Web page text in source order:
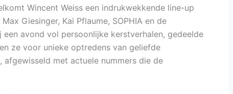
Wincent Weiss een indrukwekkende line-up
Giesinger, Kai Pflaume, SOPHIA en de
avond vol persoonlijke kerstverhalen, gedeelde
ze voor unieke optredens van geliefde
met actuele nummers die de